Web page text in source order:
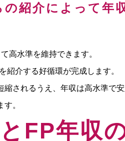
紹介によって年
高水準を維持できます。
介する好循環が完成します。
されるうえ、年収は高水準で安
。
FP年収